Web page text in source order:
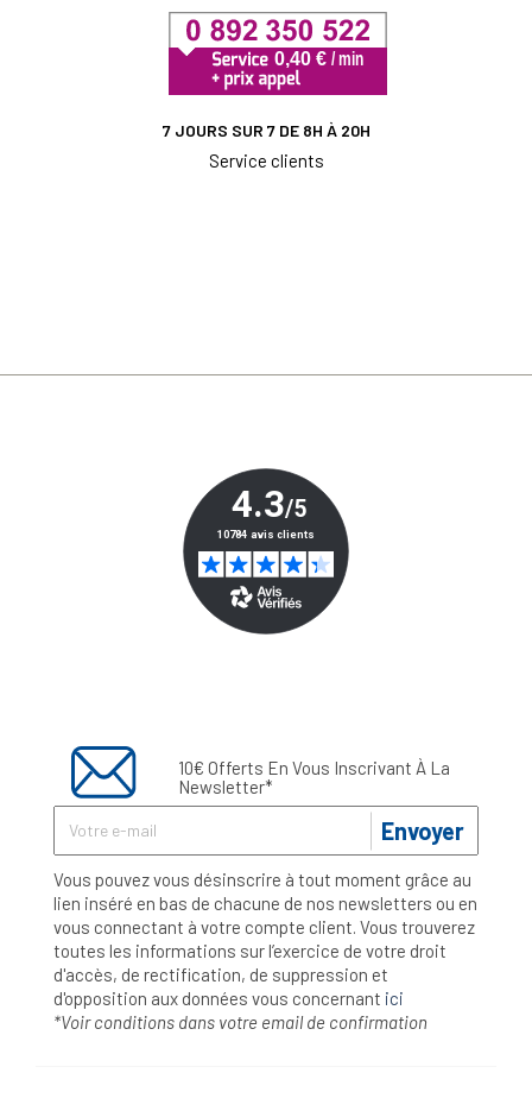
7 JOURS SUR 7 DE 8H À 20H
Service clients
10€ Offerts En Vous Inscrivant À La
Newsletter*
Envoyer
Vous pouvez vous désinscrire à tout moment grâce au
lien inséré en bas de chacune de nos newsletters ou en
vous connectant à votre compte client. Vous trouverez
toutes les informations sur l’exercice de votre droit
d'accès, de rectification, de suppression et
d'opposition aux données vous concernant ici
*Voir conditions dans votre email de confirmation